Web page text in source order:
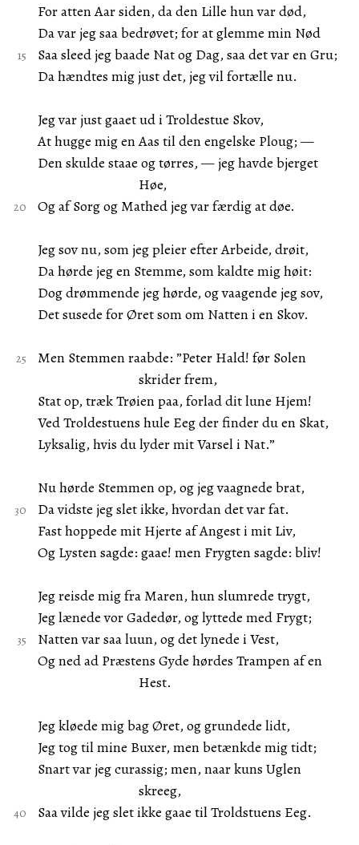
For atten Aar siden, da den Lille hun var død,
Da var jeg saa bedrøvet; for at glemme min Nød
Saa sleed jeg baade Nat og Dag, saa det var en Gru;
Da hændtes mig just det, jeg vil fortælle nu.
Jeg var just gaaet ud i Troldestue Skov,
At hugge mig en Aas til den engelske Ploug; —
Den skulde staae og tørres, — jeg havde bjerget
Høe,
Og af Sorg og Mathed jeg var færdig at døe.
Jeg sov nu, som jeg pleier efter Arbeide, drøit,
Da hørde jeg en Stemme, som kaldte mig høit:
Dog drømmende jeg hørde, og vaagende jeg sov,
Det susede for Øret som om Natten i en Skov.
Men Stemmen raabde: ”Peter Hald! før Solen
skrider frem,
Stat op, træk Trøien paa, forlad dit lune Hjem!
Ved Troldestuens hule Eeg der finder du en Skat,
Lyksalig, hvis du lyder mit Varsel i Nat.”
Nu hørde Stemmen op, og jeg vaagnede brat,
Da vidste jeg slet ikke, hvordan det var fat.
Fast hoppede mit Hjerte af Angest i mit Liv,
Og Lysten sagde: gaae! men Frygten sagde: bliv!
Jeg reisde mig fra Maren, hun slumrede trygt,
Jeg lænede vor Gadedør, og lyttede med Frygt;
Natten var saa luun, og det lynede i Vest,
Og ned ad Præstens Gyde hørdes Trampen af en
Hest.
Jeg kløede mig bag Øret, og grundede lidt,
Jeg tog til mine Buxer, men betænkde mig tidt;
Snart var jeg curassig; men, naar kuns Uglen
skreeg,
Saa vilde jeg slet ikke gaae til Troldstuens Eeg.